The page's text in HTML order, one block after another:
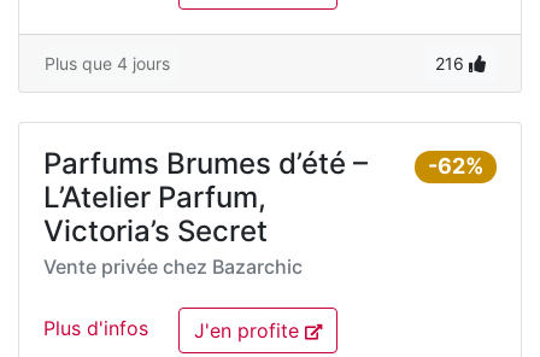
Plus que 4 jours 216
-62%
Parfums Brumes d’été –
L’Atelier Parfum,
Victoria’s Secret
Vente privée chez Bazarchic
Plus d'infos J'en profite